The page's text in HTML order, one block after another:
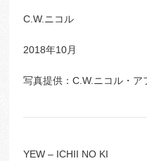
C.W.ニコル
2018年10月
写真提供：C.W.ニコル・ア
YEW – ICHII NO KI